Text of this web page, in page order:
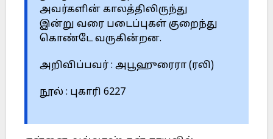
அவர்களின் காலத்திலிருந்து
இன்று வரை படைப்புகள் குறைந்து
கொண்டே வருகின்றன.
அறிவிப்பவர் : அபூஹுரைரா (ரலி)
நூல் : புகாரி 6227